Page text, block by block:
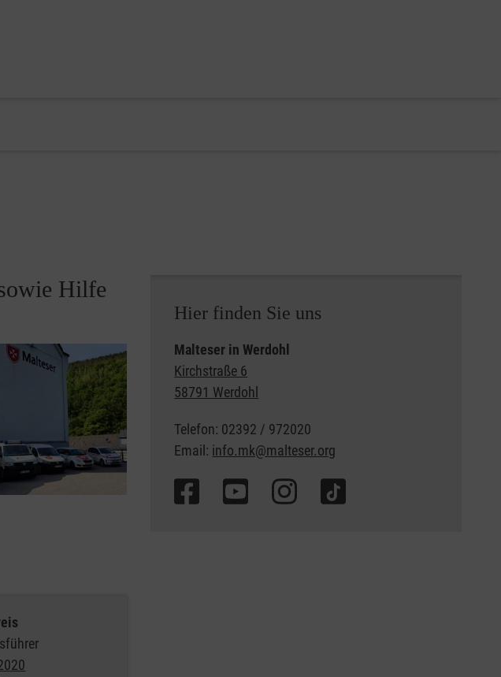
Hilfe
Hier finden Sie uns
Malteser in Werdohl
Kirchstraße 6
58791 Werdohl
Telefon: 02392 / 972020
Email: info.mk@malteser.org